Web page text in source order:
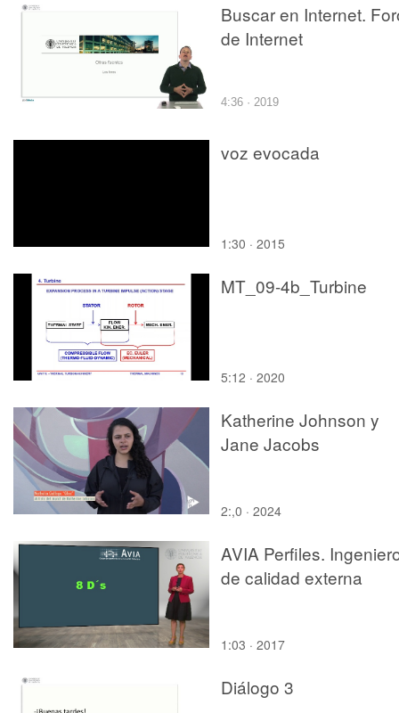
Buscar en Internet.
de Internet
4:36 · 2019
voz evocada
1:30 · 2015
MT_09-4b_Turbine
5:12 · 2020
Katherine Johnson y
Jane Jacobs
2:,0 · 2024
AVIA Perfiles.
de calidad externa
1:03 · 2017
Diálogo 3